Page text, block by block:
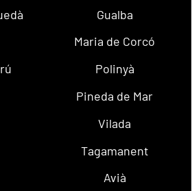
Gualba
Maria de Corcó
Polinyà
Pineda de Mar
Vilada
Tagamanent
Avià